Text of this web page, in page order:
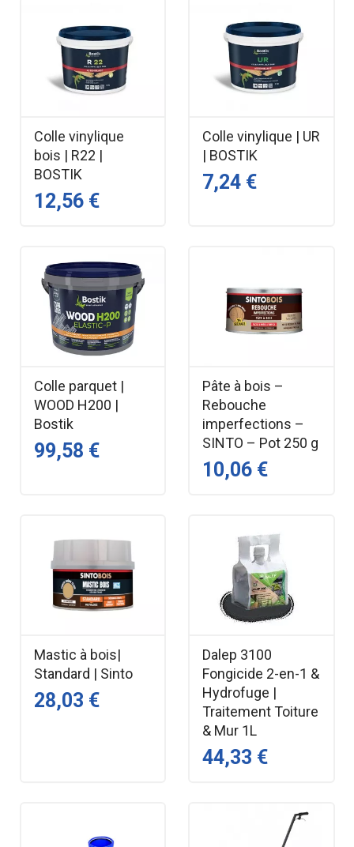
Colle vinylique
bois | R22 |
BOSTIK
12,56 €
Colle vinylique | UR
| BOSTIK
7,24 €
Colle parquet |
WOOD H200 |
Bostik
99,58 €
Pâte à bois –
Rebouche
imperfections –
SINTO – Pot 250 g
10,06 €
Mastic à bois|
Standard | Sinto
28,03 €
Dalep 3100
Fongicide 2-en-1 &
Hydrofuge |
Traitement Toiture
& Mur 1L
44,33 €